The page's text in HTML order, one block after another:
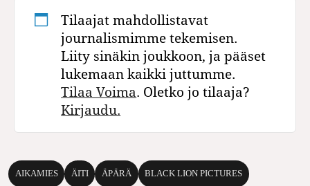
Tilaajat mahdollistavat
journalismimme tekemisen.
Liity sinäkin joukkoon, ja pääset
lukemaan kaikki juttumme.
Tilaa Voima. Oletko jo tilaaja?
Kirjaudu.
AIKAMIES ÄITI ÄPÄRÄ BLACK LION PICTURES